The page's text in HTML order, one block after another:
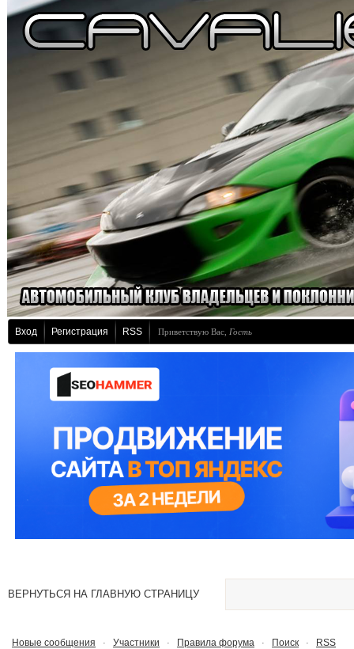
Вход Регистрация RSS Приветствую Вас Гость
ВЕРНУТЬСЯ НА ГЛАВНУЮ СТРАНИЦУ
Новые сообщения · Участники · Правила форума · Поиск · RSS